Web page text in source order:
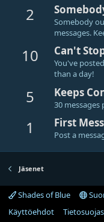
2
Somebody
messages.
10 Can't
You've
than a day!
5 Keeps
30 messages
1 First
Post a
Jäsenet
Shades of Blue
Käyttöehdot